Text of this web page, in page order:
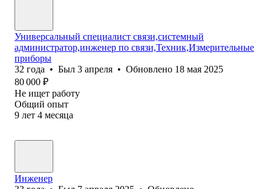
Универсальный специалист связи,системный
администратор,инженер по связи,Техник,Измерительные
приборы
32 года • Был 3 апреля • Обновлено 18 мая 2025
80 000 ₽
Не ищет работу
Общий опыт
9 лет 4 месяца
Инженер